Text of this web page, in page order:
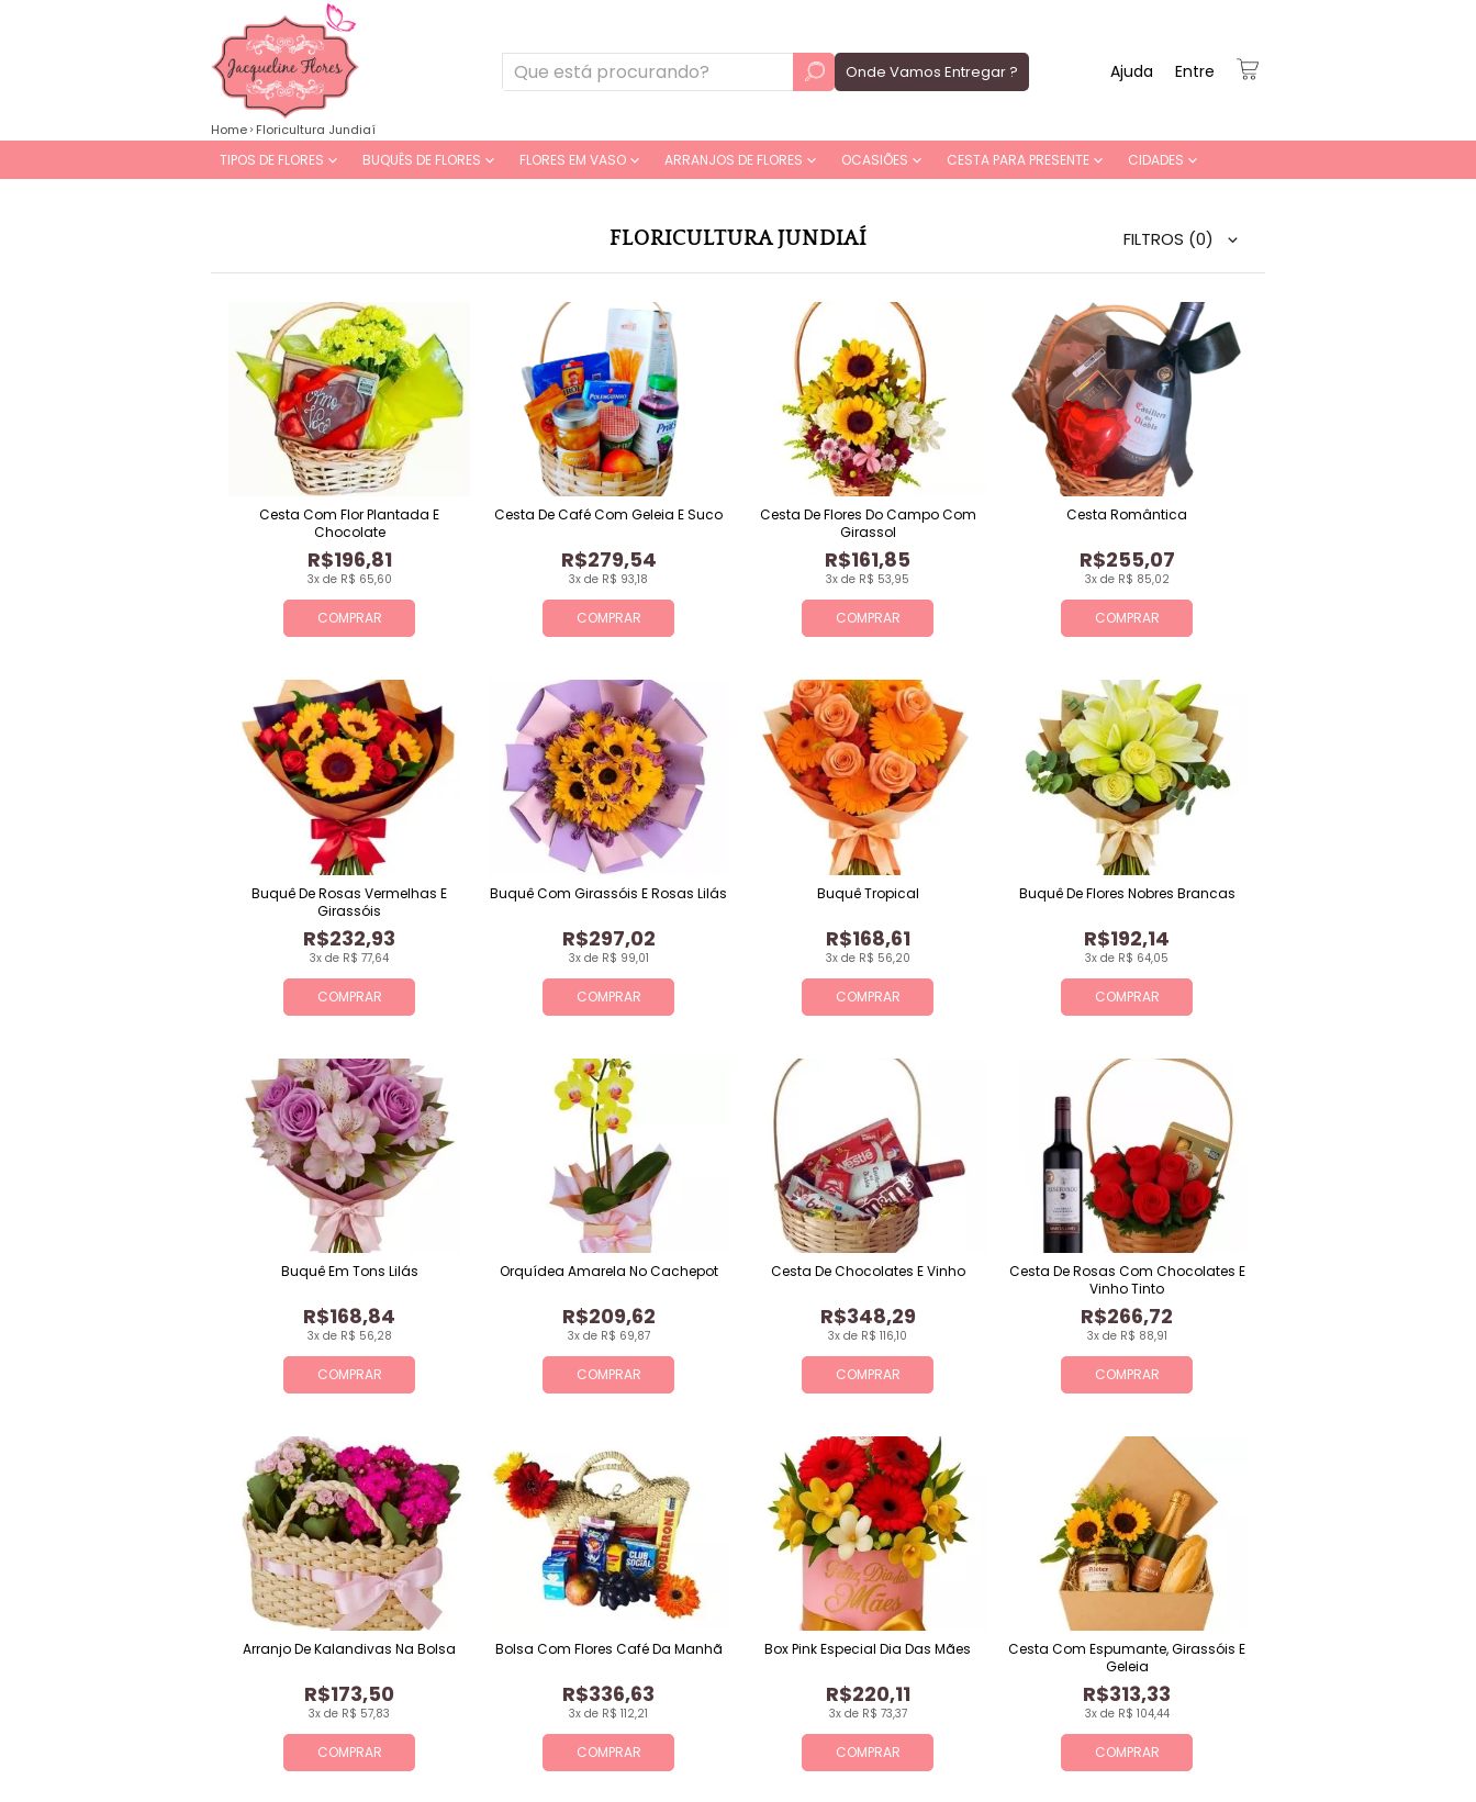
Onde Vamos Entregar ? Entre
Ajuda
TIPOS DE FLORES BUQUÊS DE FLORES FLORES EM VASO ARRANJOS DE FLORES OCASIÕES CESTA PARA PRESENTE CIDADES
Home Floricultura Jundiaí
FLORICULTURA JUNDIAÍ FILTROS (0)
COMPRAR
3x de R$ 65,60
R$196,81
Cesta Com Flor Plantada E
Chocolate
COMPRAR
3x de R$ 93,18
R$279,54
Cesta De Café Com Geleia E Suco
COMPRAR
3x de R$ 53,95
R$161,85
Cesta De Flores Do Campo Com
Girassol
COMPRAR
3x de R$ 85,02
R$255,07
Cesta Romântica
COMPRAR
3x de R$ 77,64
R$232,93
Buquê De Rosas Vermelhas E
Girassóis
COMPRAR
3x de R$ 99,01
R$297,02
Buquê Com Girassóis E Rosas Lilás
COMPRAR
3x de R$ 56,20
R$168,61
Buquê Tropical
COMPRAR
3x de R$ 64,05
R$192,14
Buquê De Flores Nobres Brancas
COMPRAR
3x de R$ 56,28
R$168,84
Buquê Em Tons Lilás
COMPRAR
3x de R$ 69,87
R$209,62
Orquídea Amarela No Cachepot
COMPRAR
3x de R$ 116,10
R$348,29
Cesta De Chocolates E Vinho
COMPRAR
3x de R$ 88,91
R$266,72
Cesta De Rosas Com Chocolates E
Vinho Tinto
COMPRAR
3x de R$ 57,83
R$173,50
Arranjo De Kalandivas Na Bolsa
COMPRAR
3x de R$ 112,21
R$336,63
Bolsa Com Flores Café Da Manhã
COMPRAR
3x de R$ 73,37
R$220,11
Box Pink Especial Dia Das Mães
COMPRAR
3x de R$ 104,44
R$313,33
Cesta Com Espumante, Girassóis E
Geleia